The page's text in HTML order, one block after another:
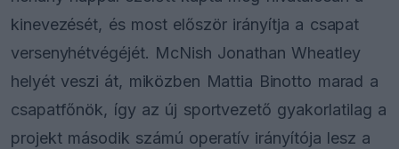
kinevezését, és most először irányítja a csapat
versenyhétvégéjét. McNish Jonathan Wheatley
helyét veszi át, miközben Mattia Binotto marad a
csapatfőnök, így az új sportvezető gyakorlatilag a
projekt második számú operatív irányítója lesz a